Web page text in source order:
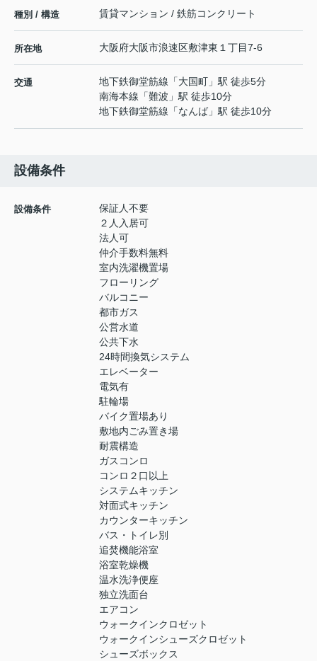
種別 / 構造 賃貸マンション / 鉄筋コンクリート
所在地 大阪府大阪市浪速区敷津東 １丁目7-6
交通 地下鉄御堂筋線 「大国町 」駅 徒歩5分
南海本線 「難波 」駅 徒歩10分
地下鉄御堂筋線 「なんば 」駅 徒歩10分
設備条件
設備条件
保証人不要
２人入居可
法人可
仲介手数料無料
室内洗濯機置場
フローリング
バルコニー
都市ガス
公営水道
公共下水
24時間換気システム
エレベーター
電気有
駐輪場
バイク置場あり
敷地内ごみ置き場
耐震構造
ガスコンロ
コンロ２口以上
システムキッチン
対面式キッチン
カウンターキッチン
バス・トイレ別
追焚機能浴室
浴室乾燥機
温水洗浄便座
独立洗面台
エアコン
ウォークインクロゼット
ウォークインシューズクロゼット
シューズボックス